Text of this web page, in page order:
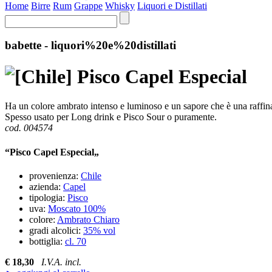
Home Birre Rum Grappe Whisky Liquori e Distillati
babette - liquori%20e%20distillati
Pisco Capel Especial
Ha un colore ambrato intenso e luminoso e un sapore che è una
Spesso usato per Long drink e Pisco Sour o puramente.
cod. 004574
“Pisco Capel Especial„
provenienza: Chile
azienda: Capel
tipologia: Pisco
uva: Moscato 100%
colore: Ambrato Chiaro
gradi alcolici: 35% vol
bottiglia: cl. 70
€ 18,30
I.V.A. incl.